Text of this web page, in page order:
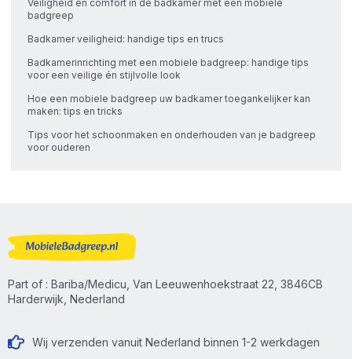
Veiligheid en comfort in de badkamer met een mobiele
badgreep
Badkamer veiligheid: handige tips en trucs
Badkamerinrichting met een mobiele badgreep: handige tips
voor een veilige én stijlvolle look
Hoe een mobiele badgreep uw badkamer toegankelijker kan
maken: tips en tricks
Tips voor het schoonmaken en onderhouden van je badgreep
voor ouderen
Part of : Bariba/Medicu, Van Leeuwenhoekstraat 22, 3846CB
Harderwijk, Nederland
Wij verzenden vanuit Nederland binnen 1-2 werkdagen